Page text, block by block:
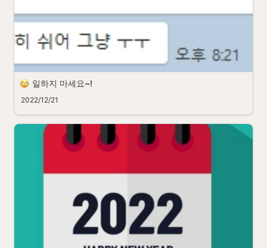
일하지 마세요~!
2022/12/21